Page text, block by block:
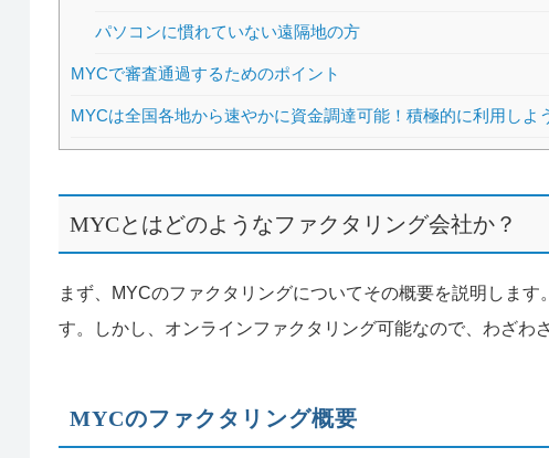
パソコンに慣れていない遠隔地の方
MYCで審査通過するためのポイント
MYCは全国各地から速やかに資金調達可能！積極的に利用しよ
MYCとはどのようなファクタリング会社か？
まず、MYCのファクタリングについてその概要を説明しま
す。しかし、オンラインファクタリング可能なので、わざわ
MYCのファクタリング概要